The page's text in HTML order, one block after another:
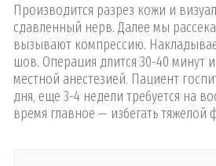
Производится разрез кожи и
сдавленный нерв. Далее мы
вызывают компрессию.
шов. Операция длится 30-40 минут
местной анестезией. Пациент
дня, еще 3-4 недели требуется на
время главное — избегать тяжелой